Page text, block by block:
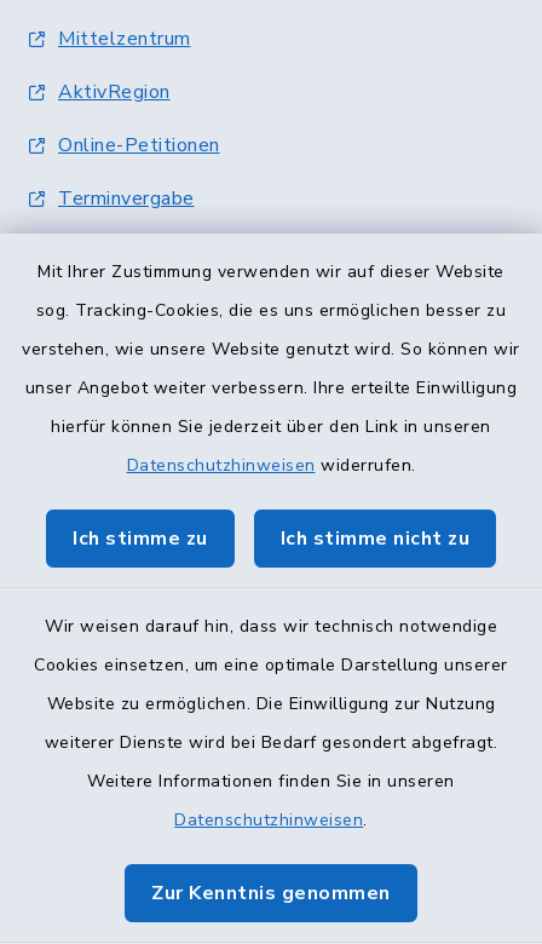
Mit Ihrer Zustimmung verwenden wir auf dieser Website
sog. Tracking-Cookies, die es uns ermöglichen besser zu
verstehen, wie unsere Website genutzt wird. So können wir
unser Angebot weiter verbessern. Ihre erteilte Einwilligung
hierfür können Sie jederzeit über den Link in unseren
Datenschutzhinweisen widerrufen.
Ich stimme zu Ich stimme nicht zu
Wir weisen darauf hin, dass wir technisch notwendige
Cookies einsetzen, um eine optimale Darstellung unserer
Website zu ermöglichen. Die Einwilligung zur Nutzung
weiterer Dienste wird bei Bedarf gesondert abgefragt.
Weitere Informationen finden Sie in unseren
Datenschutzhinweisen.
Zur Kenntnis genommen
Mittelzentrum
AktivRegion
Online-Petitionen
Terminvergabe
Barrierefreiheit
Datenschutz
Sitemap